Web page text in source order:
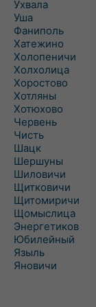
Ухвала
Уша
Фаниполь
Хатежино
Холопеничи
Холхолица
Хоростово
Хотляны
Хотюхово
Червень
Чисть
Шацк
Шершуны
Шиловичи
Щитковичи
Щитомиричи
Щомыслица
Энергетиков
Юбилейный
Языль
Яновичи